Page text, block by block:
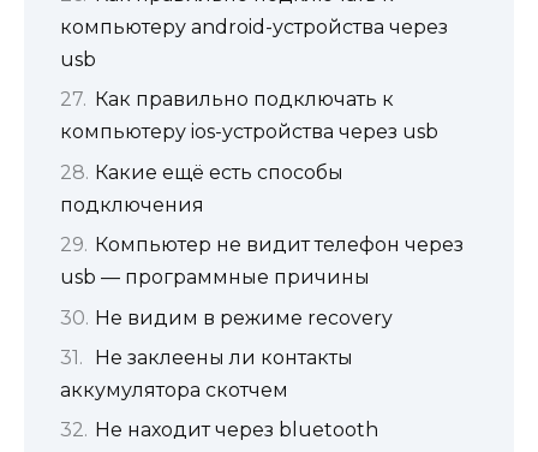
компьютеру android-устройства через
usb
Как правильно подключать к
компьютеру ios-устройства через usb
Какие ещё есть способы
подключения
Компьютер не видит телефон через
usb — программные причины
Не видим в режиме recovery
Не заклеены ли контакты
аккумулятора скотчем
Не находит через bluetooth